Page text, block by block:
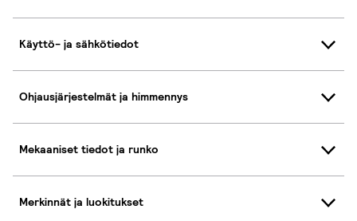
Käyttö- ja sähkötiedot
Ohjausjärjestelmät ja himmennys
Mekaaniset tiedot ja runko
Merkinnät ja luokitukset